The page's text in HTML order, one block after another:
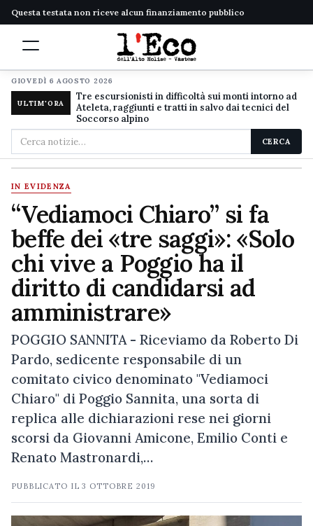
Questa testata non riceve alcun finanziamento pubblico
GIOVEDÌ 6 AGOSTO 2026
ULTIM'ORA
Tre escursionisti in difficoltà sui monti intorno ad
Ateleta, raggiunti e tratti in salvo dai tecnici del
Soccorso alpino
Cerca
nel
sito
CERCA
IN EVIDENZA
“Vediamoci Chiaro” si fa
beffe dei «tre saggi»: «Solo
chi vive a Poggio ha il
diritto di candidarsi ad
amministrare»
POGGIO SANNITA - Riceviamo da Roberto Di
Pardo, sedicente responsabile di un
comitato civico denominato "Vediamoci
Chiaro" di Poggio Sannita, una sorta di
replica alle dichiarazioni rese nei giorni
scorsi da Giovanni Amicone, Emilio Conti e
Renato Mastronardi,…
PUBBLICATO IL3 OTTOBRE 2019